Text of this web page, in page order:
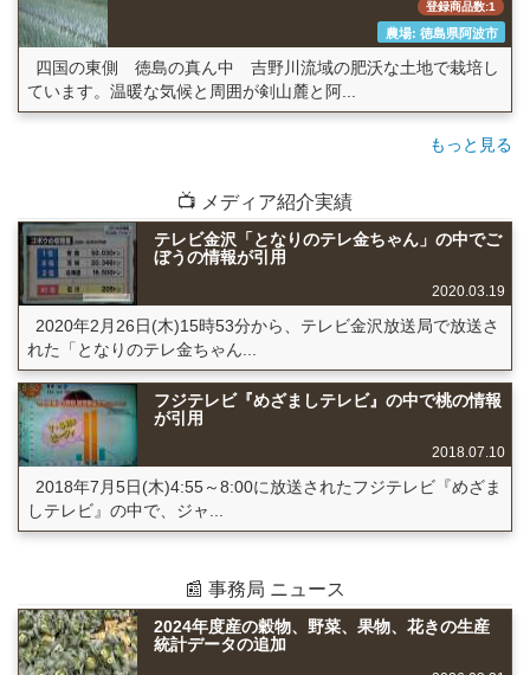
登録商品数:1
農場: 徳島県阿波市
四国の東側 徳島の真ん中 吉野川流域の肥沃な土地で栽培し
ています。温暖な気候と周囲が剣山麓と阿...
もっと見る
📺 メディア紹介実績
テレビ金沢「となりのテレ金ちゃん」の中でご
ぼうの情報が引用
2020.03.19
2020年2月26日(木)15時53分から、テレビ金沢放送局で放送さ
れた「となりのテレ金ちゃん...
フジテレビ『めざましテレビ』の中で桃の情報
が引用
2018.07.10
2018年7月5日(木)4:55～8:00に放送されたフジテレビ『めざま
しテレビ』の中で、ジャ...
📰 事務局 ニュース
2024年度産の穀物、野菜、果物、花きの生産
統計データの追加